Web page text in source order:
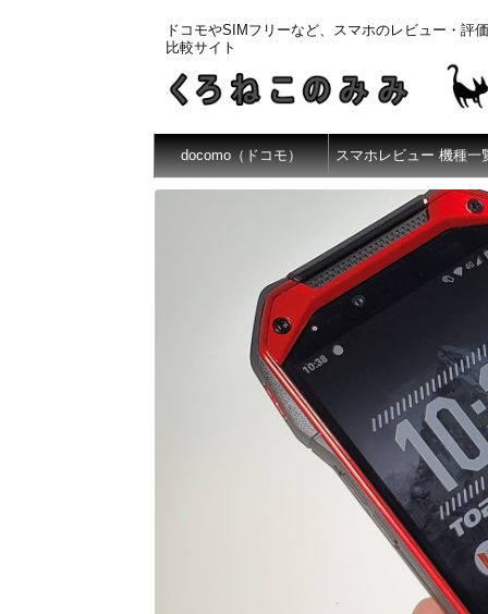
ドコモやSIMフリーなど、スマホのレビュー・評価
比較サイト
docomo（ドコモ） スマホレビュー 機種一